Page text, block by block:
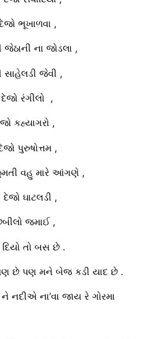
ભૂખાળવા ,
જેઠાની ના જોડલા ,
સાહેલડી જેવી ,
દેજો રંગીલો ,
કહ્યાગરો ,
પુરુષોત્તમ ,
વહુ મારે આંગણે ,
દેજો ઘાટલડી ,
જમાઈ ,
તો બસ છે .
છે પણ મને બેજ કડી યાદ છે .
નદીએ ના’વા જાય રે ગોરમા